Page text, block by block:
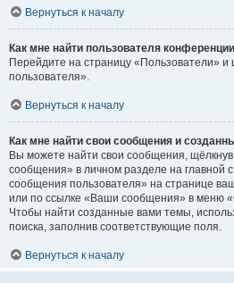
Вернуться к началу
Как мне найти пользователя
Перейдите на страницу «Пользователи»
пользователя».
Вернуться к началу
Как мне найти свои сообщения и
Вы можете найти свои сообщения,
сообщения» в личном разделе на главной
сообщения пользователя» на странице
или по ссылке «Ваши сообщения» в меню
Чтобы найти созданные вами темы,
поиска, заполнив соответствующие поля.
Вернуться к началу